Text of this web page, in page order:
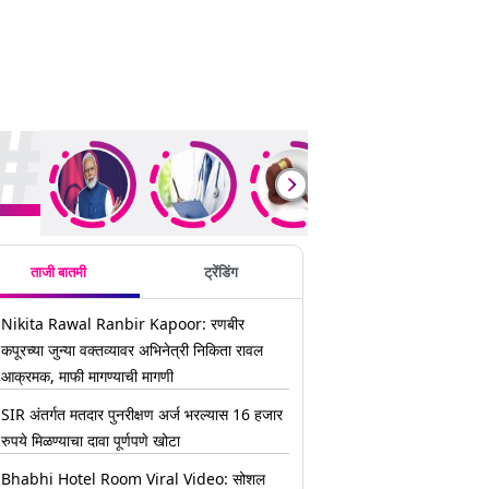
ताजी बातमी ट्रेंडिंग
Nikita Rawal Ranbir Kapoor: रणबीर
कपूरच्या जुन्या वक्तव्यावर अभिनेत्री निकिता रावल
आक्रमक, माफी मागण्याची मागणी
SIR अंतर्गत मतदार पुनरीक्षण अर्ज भरल्यास 16 हजार
रुपये मिळण्याचा दावा पूर्णपणे खोटा
Bhabhi Hotel Room Viral Video: सोशल